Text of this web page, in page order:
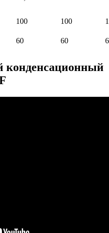
100 100
60 60
конденсационный